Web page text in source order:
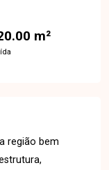
m²
região bem